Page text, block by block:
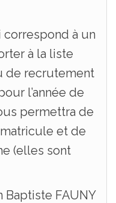
à un
à la liste
de recrutement
l’année de
permettra de
et de
(elles sont
Baptiste FAUNY